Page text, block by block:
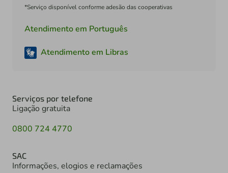
*Serviço disponível conforme adesão das cooperativas
Atendimento em Português
Atendimento em Libras
Serviços por telefone
Ligação gratuita
0800 724 4770
SAC
Informações, elogios e reclamações